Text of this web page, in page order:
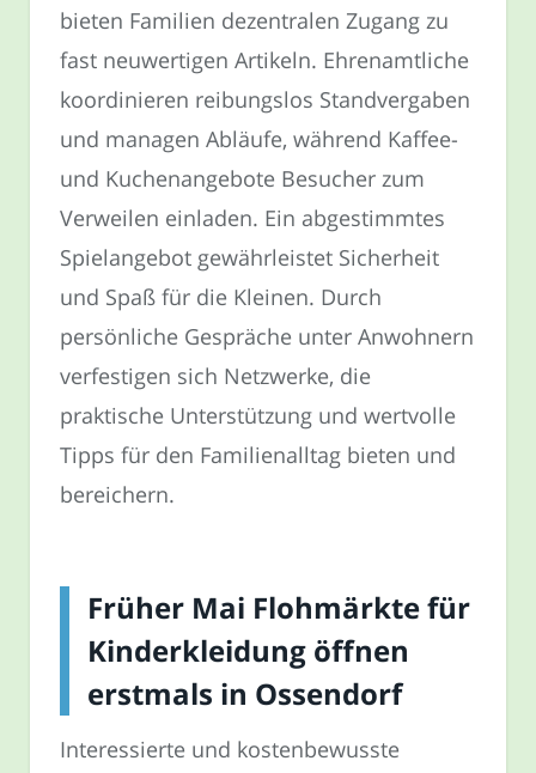
bieten Familien dezentralen Zugang zu
fast neuwertigen Artikeln. Ehrenamtliche
koordinieren reibungslos Standvergaben
und managen Abläufe, während Kaffee-
und Kuchenangebote Besucher zum
Verweilen einladen. Ein abgestimmtes
Spielangebot gewährleistet Sicherheit
und Spaß für die Kleinen. Durch
persönliche Gespräche unter Anwohnern
verfestigen sich Netzwerke, die
praktische Unterstützung und wertvolle
Tipps für den Familienalltag bieten und
bereichern.
Früher Mai Flohmärkte für
Kinderkleidung öffnen
erstmals in Ossendorf
Interessierte und kostenbewusste